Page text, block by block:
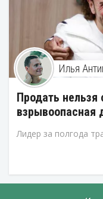
Илья
Продать
взрывоопасная
Лидер за полгода